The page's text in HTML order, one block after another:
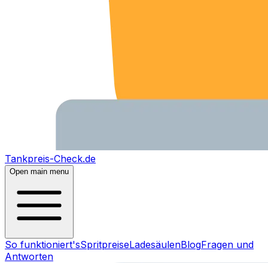
Tankpreis-Check.de
Open main menu
So funktioniert'sSpritpreiseLadesäulenBlogFragen und
Antworten